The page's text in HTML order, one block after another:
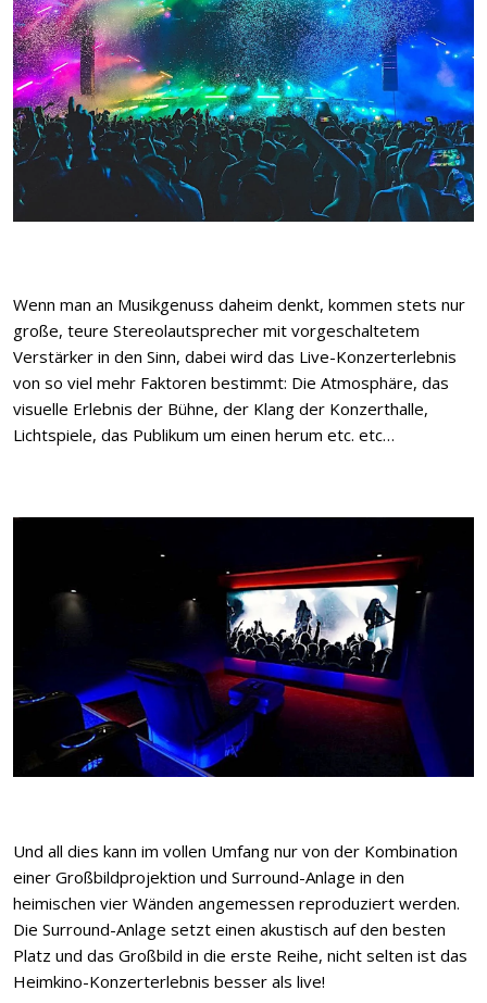
Wenn man an Musikgenuss daheim denkt, kommen stets nur
große, teure Stereolautsprecher mit vorgeschaltetem
Verstärker in den Sinn, dabei wird das Live-Konzerterlebnis
von so viel mehr Faktoren bestimmt: Die Atmosphäre, das
visuelle Erlebnis der Bühne, der Klang der Konzerthalle,
Lichtspiele, das Publikum um einen herum etc. etc…
Und all dies kann im vollen Umfang nur von der Kombination
einer Großbildprojektion und Surround-Anlage in den
heimischen vier Wänden angemessen reproduziert werden.
Die Surround-Anlage setzt einen akustisch auf den besten
Platz und das Großbild in die erste Reihe, nicht selten ist das
Heimkino-Konzerterlebnis besser als live!